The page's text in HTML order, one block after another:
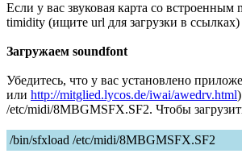
Если у вас звуковая карта со
timidity (ищите url для загрузки в
Загружаем soundfont
Убедитесь, что у вас установлено
или http://mitglied.lycos.de/iwai/awedrv.html
/etc/midi/8MBGMSFX.SF2. Чтобы
/bin/sfxload /etc/midi/8MBGMSFX.SF2